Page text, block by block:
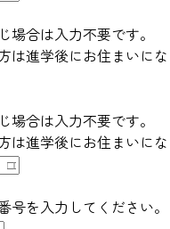
合は入力不要です。
進学後にお住まいに
合は入力不要です。
進学後にお住まいに
を入力してください。